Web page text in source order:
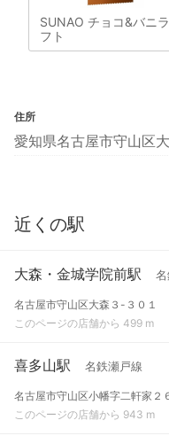
SUNAO チョコ&バニ
フト
住所
愛知県名古屋市守山区
近くの駅
大森・金城学院前駅
名古屋市守山区大森３-３０１
このページの店舗から 499 m
喜多山駅 名鉄瀬戸線
名古屋市守山区小幡字二軒家２
このページの店舗から 943 m